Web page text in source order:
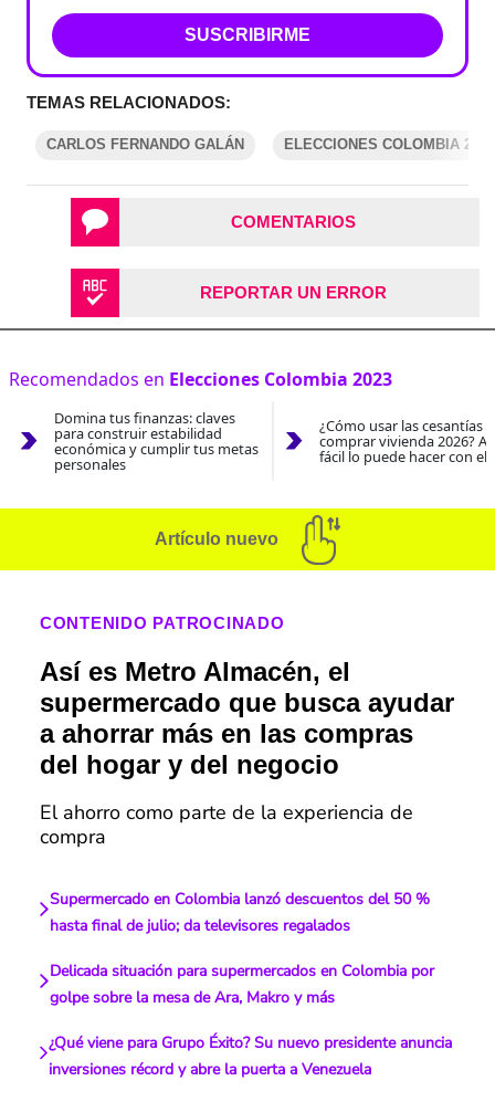
SUSCRIBIRME
TEMAS RELACIONADOS:
CARLOS FERNANDO GALÁN ELECCIONES COLOMBIA 2023
COMENTARIOS
REPORTAR UN ERROR
Recomendados en Elecciones Colombia 2023
Domina tus finanzas: claves
para construir estabilidad
económica y cumplir tus metas
personales
¿Cómo usar las cesantías
comprar vivienda 2026?
fácil lo puede hacer con el
Artículo nuevo
CONTENIDO PATROCINADO
Así es Metro Almacén, el
supermercado que busca ayudar
a ahorrar más en las compras
del hogar y del negocio
El ahorro como parte de la experiencia de
compra
Supermercado en Colombia lanzó descuentos del 50 %
hasta final de julio; da televisores regalados
Delicada situación para supermercados en Colombia por
golpe sobre la mesa de Ara, Makro y más
¿Qué viene para Grupo Éxito? Su nuevo presidente anuncia
inversiones récord y abre la puerta a Venezuela